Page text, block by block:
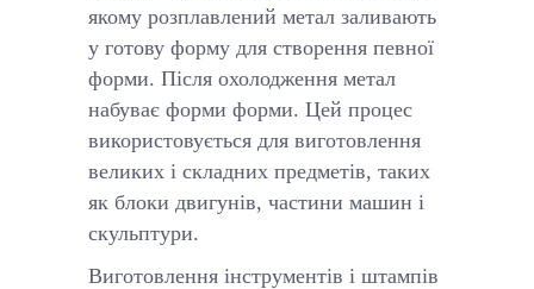
якому розплавлений метал заливають
у готову форму для створення певної
форми. Після охолодження метал
набуває форми форми. Цей процес
використовується для виготовлення
великих і складних предметів, таких
як блоки двигунів, частини машин і
скульптури.
Виготовлення інструментів і штампів